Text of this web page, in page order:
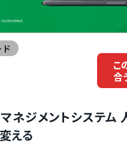
こ
合
ネジメントシステム
える